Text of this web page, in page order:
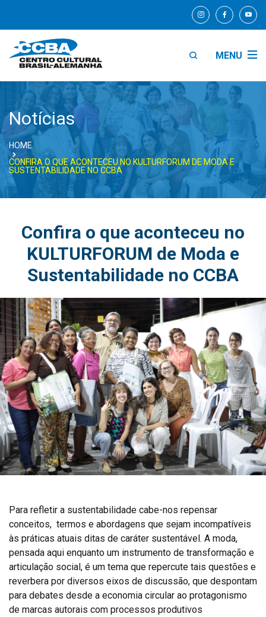
MENU
Notícias
HOME
CONFIRA O QUE ACONTECEU NO KULTURFORUM DE MODA E
SUSTENTABILIDADE NO CCBA
Confira o que aconteceu no
KULTURFORUM de Moda e
Sustentabilidade no CCBA
Para refletir a sustentabilidade cabe-nos repensar
conceitos, termos e abordagens que sejam incompatíveis
às práticas atuais ditas de caráter sustentável. A moda,
pensada aqui enquanto um instrumento de transformação e
articulação social, é um tema que repercute tais questões e
reverbera por diversos eixos de discussão, que despontam
para debates desde a economia circular ao protagonismo
de marcas autorais com processos produtivos